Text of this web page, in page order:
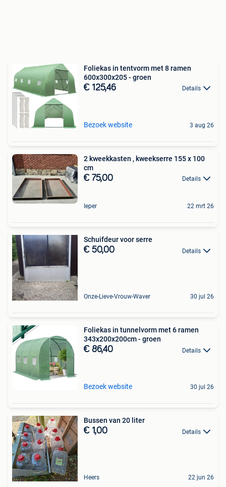
Foliekas in tentvorm met 8 ramen
600x300x205 - groen
€ 125,46 Details
Bezoek website 3 aug 26
2 kweekkasten , kweekserre 155 x 100
cm
€ 75,00 Details
Ieper 22 mrt 26
Schuifdeur voor serre
€ 50,00 Details
Onze-Lieve-Vrouw-Waver 30 jul 26
Foliekas in tunnelvorm met 6 ramen
343x200x200cm - groen
€ 86,40 Details
Bezoek website 30 jul 26
Bussen van 20 liter
€ 1,00 Details
Heers 22 jun 26